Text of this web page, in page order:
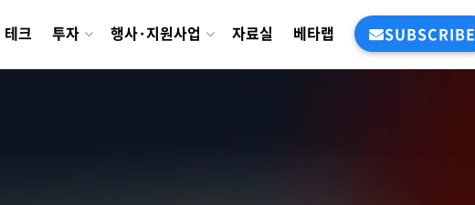
테크 투자 행사·지원사업 자료실 베타랩 SUBSCRIBE